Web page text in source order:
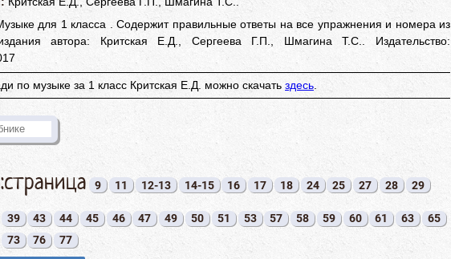
для 1 класса . Содержит правильные ответы на все упражнения и номера из
автора: Критская Е.Д., Сергеева Г.П., Шмагина Т.С.. Издательство:
по музыке за 1 класс Критская Е.Д. можно скачать здесь.
9 11 12-13 14-15 16 17 18 24 25 27 28 29
39 43 44 45 46 47 49 50 51 53 57 58 59 60 61 63
65
73 76 77